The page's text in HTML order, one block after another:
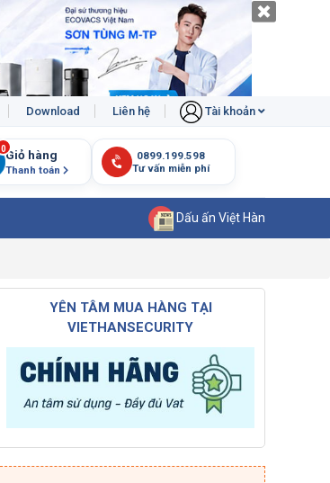
Download Liên hệ Tài khoản
Giỏ hàng
Thanh toán
0
Dấu ấn Việt Hàn
YÊN TÂM MUA HÀNG TẠI
VIETHANSECURITY